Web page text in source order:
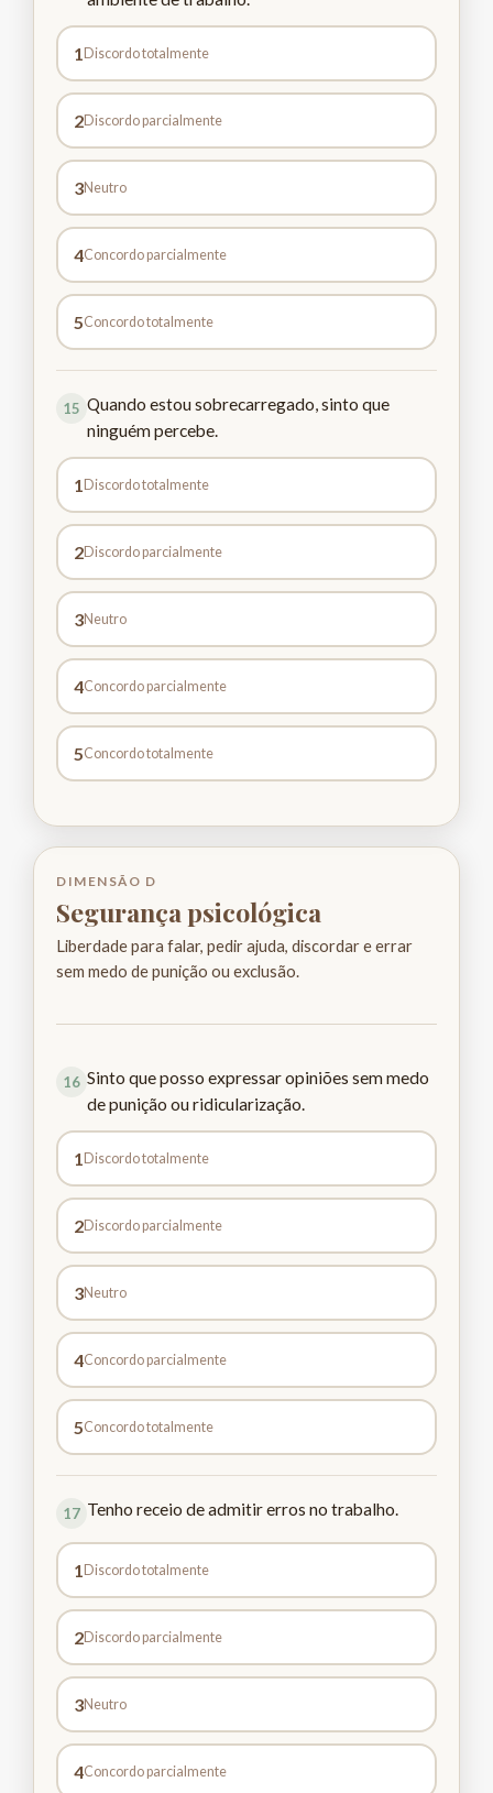
1 Discordo totalmente
2Discordo parcialmente
3Neutro
4Concordo parcialmente
5Concordo totalmente
15 Quando estou sobrecarregado, sinto que
ninguém percebe.
1 Discordo totalmente
2Discordo parcialmente
3Neutro
4Concordo parcialmente
5Concordo totalmente
DIMENSÃO D
Segurança psicológica
Liberdade para falar, pedir ajuda, discordar e errar
sem medo de punição ou exclusão.
16 Sinto que posso expressar opiniões sem medo
de punição ou ridicularização.
1 Discordo totalmente
2Discordo parcialmente
3Neutro
4Concordo parcialmente
5Concordo totalmente
17 Tenho receio de admitir erros no trabalho.
1 Discordo totalmente
2Discordo parcialmente
3Neutro
4Concordo parcialmente